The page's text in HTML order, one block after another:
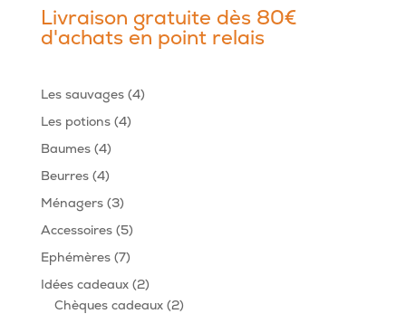
Livraison gratuite dès 80€
d'achats en point relais
Les sauvages 44
Les potions 44
Baumes 44
produits
Beurres 44
produits
Ménagers 33
produits
Accessoires 55
produits
Ephémères 77
produits
Idées cadeaux 22
produits
Chèques cadeaux 22